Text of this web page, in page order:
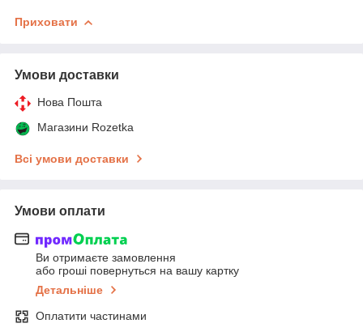
Приховати
Умови доставки
Нова Пошта
Магазини Rozetka
Всі умови доставки
Умови оплати
Ви отримаєте замовлення
або гроші повернуться на вашу картку
Детальніше
Оплатити частинами